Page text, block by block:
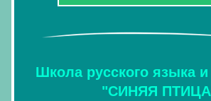
Школа русского языка
"СИНЯЯ